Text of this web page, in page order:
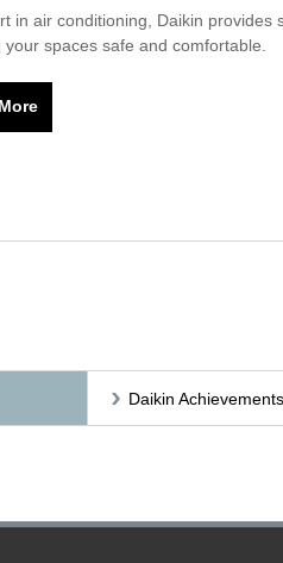
in air conditioning, Daikin provides
spaces safe and comfortable.
Daikin Achievements